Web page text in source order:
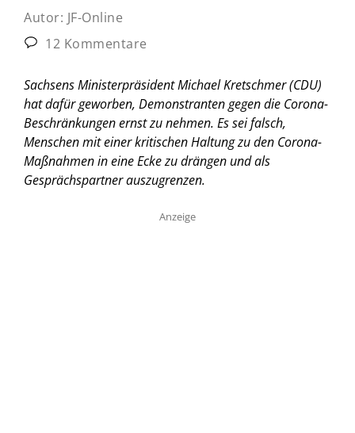
Autor: JF-Online
12 Kommentare
Sachsens Ministerpräsident Michael Kretschmer (CDU)
hat dafür geworben, Demonstranten gegen die Corona-
Beschränkungen ernst zu nehmen. Es sei falsch,
Menschen mit einer kritischen Haltung zu den Corona-
Maßnahmen in eine Ecke zu drängen und als
Gesprächspartner auszugrenzen.
Anzeige